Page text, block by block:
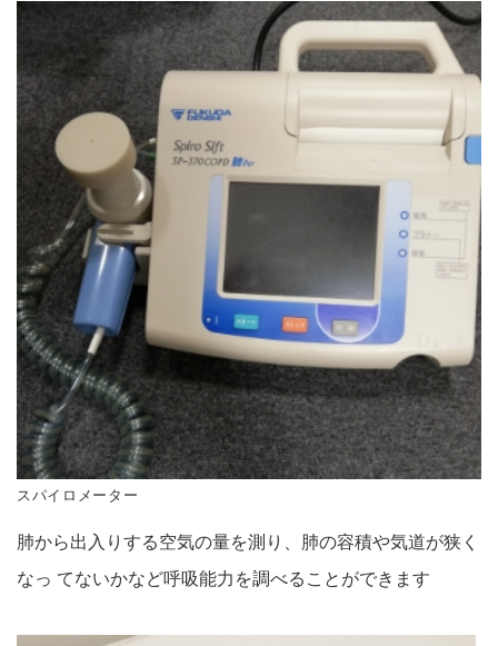
スパイロメーター
肺から出入りする空気の量を測り、肺の容積や気道が狭く
なっ てないかなど呼吸能力を調べることができます